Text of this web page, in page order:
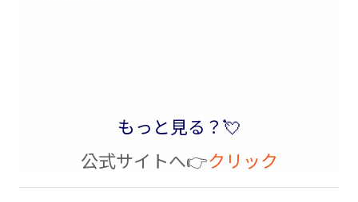
もっと見る？💘
公式サイトへ👉クリック